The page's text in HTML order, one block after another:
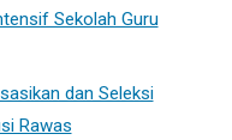
Sekolah Guru
dan Seleksi
Rawas